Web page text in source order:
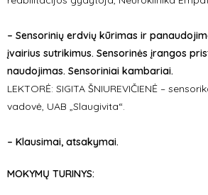
– Sensorinių erdvių kūrimas ir
įvairius sutrikimus. Sensorinės įrangos
naudojimas. Sensoriniai kambariai.
LEKTORĖ: SIGITA ŠNIUREVIČIENĖ –
vadovė, UAB „Slaugivita“.
– Klausimai, atsakymai.
MOKYMŲ TURINYS: